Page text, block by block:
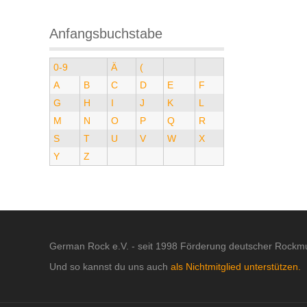
Anfangsbuchstabe
0-9 Ä
(
A
B C D E
F
G
H I J K
L
M
N O P Q
R
S
T U V W
X
Y
Z
German Rock e.V. - seit 1998 Förderung deutscher
Und so kannst du uns auch als Nichtmitglied unterstützen.